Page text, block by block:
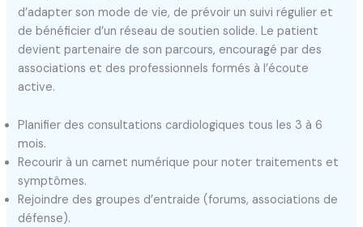
d’adapter son mode de vie, de prévoir un suivi régulier et
de bénéficier d’un réseau de soutien solide. Le patient
devient partenaire de son parcours, encouragé par des
associations et des professionnels formés à l’écoute
active.
Planifier des consultations cardiologiques tous les 3 à 6
mois.
Recourir à un carnet numérique pour noter traitements et
symptômes.
Rejoindre des groupes d’entraide (forums, associations de
défense).